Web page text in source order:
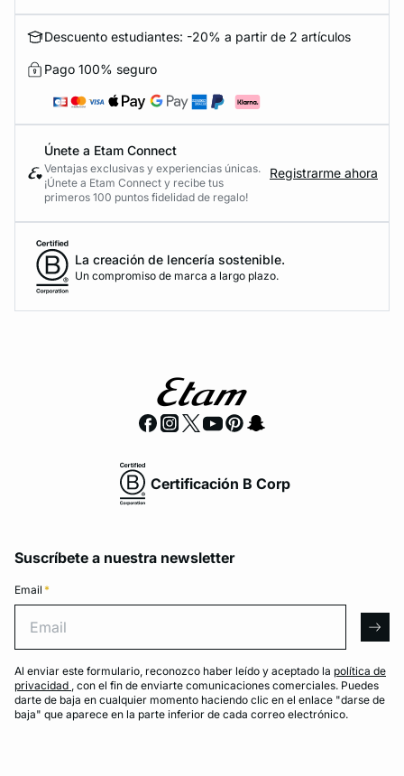
Descuento estudiantes: -20% a partir de 2 artículos
Pago 100% seguro
Únete a Etam Connect
Ventajas exclusivas y experiencias únicas.
¡Únete a Etam Connect y recibe tus
primeros 100 puntos fidelidad de regalo!
Registrarme ahora
La creación de lencería sostenible.
Un compromiso de marca a largo plazo.
Certificación B Corp
Suscríbete a nuestra newsletter
Email *
Al enviar este formulario, reconozco haber leído y aceptado la política de
privacidad , con el fin de enviarte comunicaciones comerciales. Puedes
darte de baja en cualquier momento haciendo clic en el enlace "darse de
baja" que aparece en la parte inferior de cada correo electrónico.